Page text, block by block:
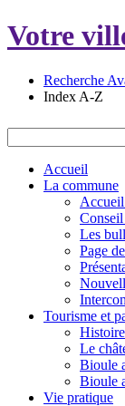
Votre
Recherche
Index A-Z
Accueil
La commune
Accueil
Les
Page
Tourisme et
Histoire
Le
Bioule
Bioule
Vie pratique